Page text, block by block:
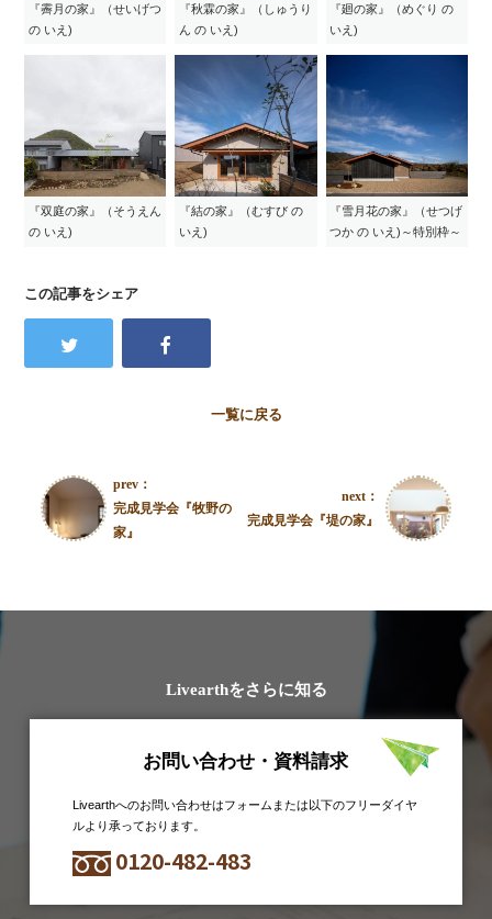
『霽月の家』（せいげつ
の いえ)
『秋霖の家』（しゅうり
ん の いえ)
『廻の家』（めぐり の
いえ)
『双庭の家』（そうえん
の いえ)
『結の家』（むすび の
いえ)
『雪月花の家』（せつげ
つか の いえ)～特別枠～
この記事をシェア
一覧に戻る
prev：
完成見学会『牧野の
家』
next：
完成見学会『堤の家』
Livearthをさらに知る
お問い合わせ・資料請求
Livearthへのお問い合わせはフォームまたは以下のフリーダイヤ
ルより承っております。
0120-482-483